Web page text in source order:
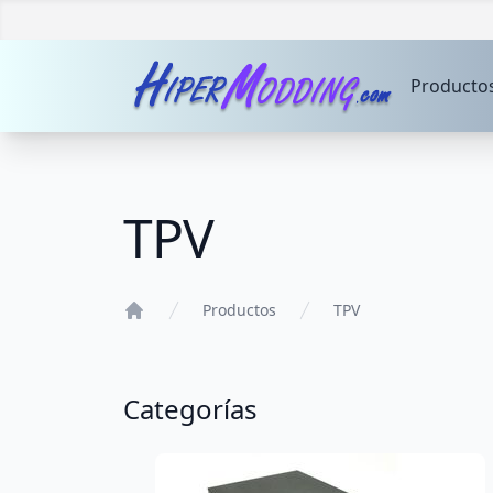
TPV
Productos TPV
Categorías